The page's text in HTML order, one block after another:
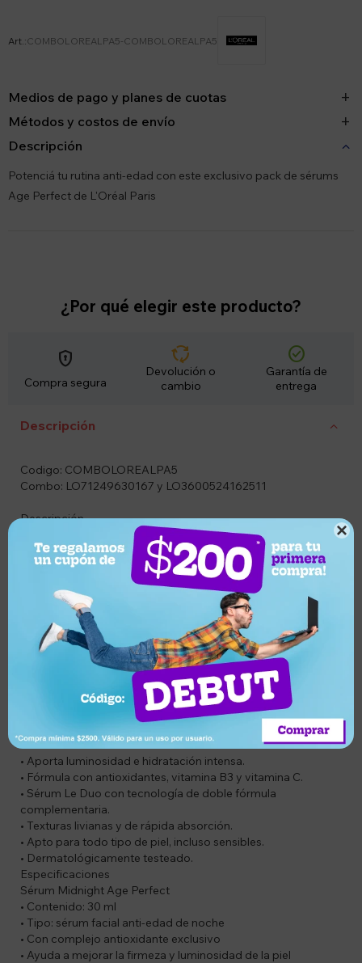

COMBOLOREALPA5-COMBOLOREALPA5
Medios de pago y planes de cuotas
Métodos y costos de envío
Descripción
Potenciá tu rutina anti-edad con este exclusivo pack de sérums
Age Perfect de L'Oréal Paris
¿Por qué elegir este producto?
encrypted
Compra segura
cycle
Devolución o
cambio
check_circle
Garantía de
entrega
Descripción
Codigo: COMBOLOREALPA5
Combo: LO71249630167 y LO3600524162511
Descripción
Potenciá tu rutina anti-edad con este exclusivo pack de
sérums Age Perfect de L'Oréal Paris. La combinación del
Sérum Midnight, formulado con un complejo antioxidante de
acción nocturna, y el innovador Sérum Le Duo, enriquecido
con péptidos tipo colágeno y vitaminas B3 y C, ayuda a
combatir múltiples signos del envejecimiento, mejorando la
firmeza, luminosidad e hidratación de la piel.
Ideal para quienes buscan una piel visiblemente más joven,
uniforme y radiante.
• Rutina avanzada de sérums anti-edad.
• Ayuda a reducir arrugas y líneas de expresión.
• Mejora la firmeza y elasticidad de la piel.
• Favorece la renovación celular durante la noche.
• Aporta luminosidad e hidratación intensa.
• Fórmula con antioxidantes, vitamina B3 y vitamina C.
• Sérum Le Duo con tecnología de doble fórmula
complementaria.
• Texturas livianas y de rápida absorción.
• Apto para todo tipo de piel, incluso sensibles.
• Dermatológicamente testeado.
Especificaciones
Sérum Midnight Age Perfect
• Contenido: 30 ml
• Tipo: sérum facial anti-edad de noche
• Con complejo antioxidante exclusivo
• Ayuda a mejorar la firmeza y luminosidad de la piel